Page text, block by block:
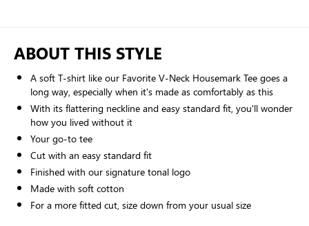
ABOUT THIS STYLE
A soft T-shirt like our Favorite V-Neck Housemark Tee goes a
long way, especially when it's made as comfortably as this
With its flattering neckline and easy standard fit, you'll wonder
how you lived without it
Your go-to tee
Cut with an easy standard fit
Finished with our signature tonal logo
Made with soft cotton
For a more fitted cut, size down from your usual size